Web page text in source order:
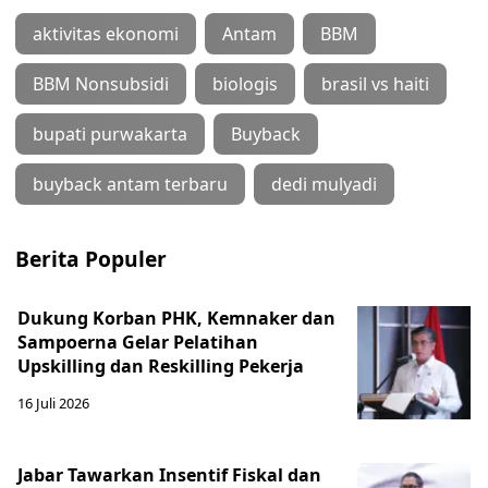
aktivitas ekonomi Antam BBM
BBM Nonsubsidi biologis brasil vs haiti
bupati purwakarta Buyback
buyback antam terbaru dedi mulyadi
Berita Populer
Dukung Korban PHK, Kemnaker dan
Sampoerna Gelar Pelatihan
Upskilling dan Reskilling Pekerja
16 Juli 2026
Jabar Tawarkan Insentif Fiskal dan